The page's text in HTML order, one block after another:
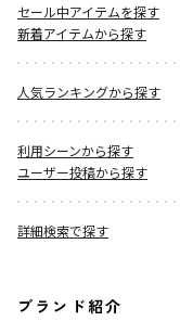
セール中アイテムを探す
新着アイテムから探す
人気ランキングから探す
利用シーンから探す
ユーザー投稿から探す
詳細検索で探す
ブランド紹介